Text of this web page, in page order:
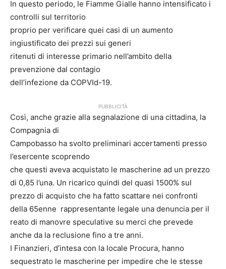
In questo periodo, le Fiamme Gialle hanno intensificato i
controlli sul territorio
proprio per verificare quei casi di un aumento
ingiustificato dei prezzi sui generi
ritenuti di interesse primario nell’ambito della
prevenzione dal contagio
dell’infezione da COPVId-19.
PUBBLICITÀ
Così, anche grazie alla segnalazione di una cittadina, la
Compagnia di
Campobasso ha svolto preliminari accertamenti presso
l’esercente scoprendo
che questi aveva acquistato le mascherine ad un prezzo
di 0,85 l’una. Un ricarico quindi del quasi 1500% sul
prezzo di acquisto che ha fatto scattare nei confronti
della 65enne rappresentante legale una denuncia per il
reato di manovre speculative su merci che prevede
anche da la reclusione fino a tre anni.
I Finanzieri, d’intesa con la locale Procura, hanno
sequestrato le mascherine per impedire che le stesse